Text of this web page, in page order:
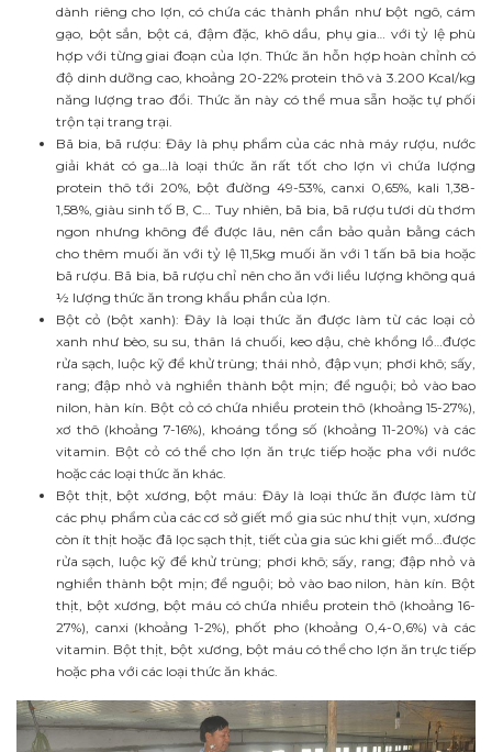
dành riêng cho lợn, có chứa các thành phần như bột ngô, cám
gạo, bột sắn, bột cá, đậm đặc, khô dầu, phụ gia… với tỷ lệ phù
hợp với từng giai đoạn của lợn. Thức ăn hỗn hợp hoàn chỉnh có
độ dinh dưỡng cao, khoảng 20-22% protein thô và 3.200 Kcal/kg
năng lượng trao đổi. Thức ăn này có thể mua sẵn hoặc tự phối
trộn tại trang trại.
Bã bia, bã rượu: Đây là phụ phẩm của các nhà máy rượu, nước
giải khát có ga…là loại thức ăn rất tốt cho lợn vì chứa lượng
protein thô tới 20%, bột đường 49-53%, canxi 0,65%, kali 1,38-
1,58%, giàu sinh tố B, C… Tuy nhiên, bã bia, bã rượu tươi dù thơm
ngon nhưng không để được lâu, nên cần bảo quản bằng cách
cho thêm muối ăn với tỷ lệ 11,5kg muối ăn với 1 tấn bã bia hoặc
bã rượu. Bã bia, bã rượu chỉ nên cho ăn với liều lượng không quá
½ lượng thức ăn trong khẩu phần của lợn.
Bột cỏ (bột xanh): Đây là loại thức ăn được làm từ các loại cỏ
xanh như bèo, su su, thân lá chuối, keo dậu, chè khổng lồ…được
rửa sạch, luộc kỹ để khử trùng; thái nhỏ, đập vụn; phơi khô; sấy,
rang; đập nhỏ và nghiền thành bột mịn; để nguội; bỏ vào bao
nilon, hàn kín. Bột cỏ có chứa nhiều protein thô (khoảng 15-27%),
xơ thô (khoảng 7-16%), khoáng tổng số (khoảng 11-20%) và các
vitamin. Bột cỏ có thể cho lợn ăn trực tiếp hoặc pha với nước
hoặc các loại thức ăn khác.
Bột thịt, bột xương, bột máu: Đây là loại thức ăn được làm từ
các phụ phẩm của các cơ sở giết mổ gia súc như thịt vụn, xương
còn ít thịt hoặc đã lọc sạch thịt, tiết của gia súc khi giết mổ…được
rửa sạch, luộc kỹ để khử trùng; phơi khô; sấy, rang; đập nhỏ và
nghiền thành bột mịn; để nguội; bỏ vào bao nilon, hàn kín. Bột
thịt, bột xương, bột máu có chứa nhiều protein thô (khoảng 16-
27%), canxi (khoảng 1-2%), phốt pho (khoảng 0,4-0,6%) và các
vitamin. Bột thịt, bột xương, bột máu có thể cho lợn ăn trực tiếp
hoặc pha với các loại thức ăn khác.